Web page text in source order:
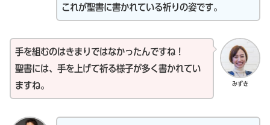
これが聖書に書かれている祈りの姿です。
みずき
手を組むのはきまりではなかったんですね！
聖書には、手を上げて祈る様子が多く書かれてい
ますね。